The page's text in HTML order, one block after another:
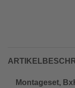
Montageset,